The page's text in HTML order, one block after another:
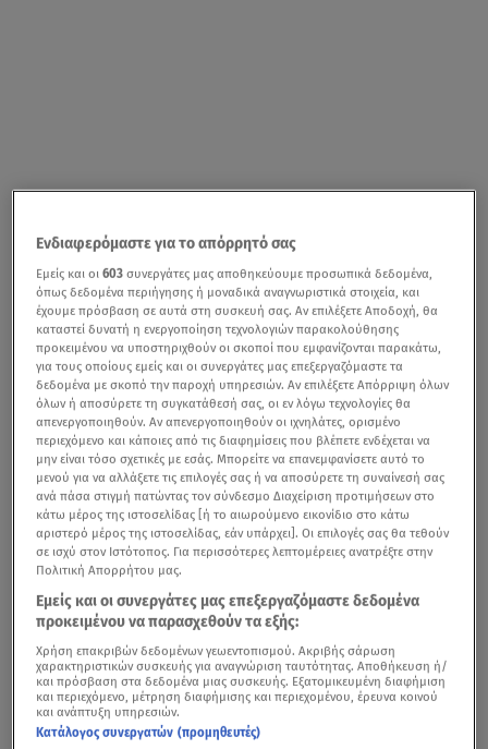
Ενδιαφερόμαστε για το απόρρητό σας
Εμείς και οι603 συνεργάτες μας αποθηκεύουμε προσωπικά δεδομένα,
όπως δεδομένα περιήγησης ή μοναδικά αναγνωριστικά στοιχεία, και
έχουμε πρόσβαση σε αυτά στη συσκευή σας. Αν επιλέξετε Αποδοχή, θα
καταστεί δυνατή η ενεργοποίηση τεχνολογιών παρακολούθησης
προκειμένου να υποστηριχθούν οι σκοποί που εμφανίζονται παρακάτω,
για τους οποίους εμείς και οι συνεργάτες μας επεξεργαζόμαστε τα
δεδομένα με σκοπό την παροχή υπηρεσιών. Αν επιλέξετε Απόρριψη όλων
όλων ή αποσύρετε τη συγκατάθεσή σας, οι εν λόγω τεχνολογίες θα
απενεργοποιηθούν. Αν απενεργοποιηθούν οι ιχνηλάτες, ορισμένο
περιεχόμενο και κάποιες από τις διαφημίσεις που βλέπετε ενδέχεται να
μην είναι τόσο σχετικές με εσάς. Μπορείτε να επανεμφανίσετε αυτό το
μενού για να αλλάξετε τις επιλογές σας ή να αποσύρετε τη συναίνεσή σας
ανά πάσα στιγμή πατώντας τον σύνδεσμο Διαχείριση προτιμήσεων στο
κάτω μέρος της ιστοσελίδας [ή το αιωρούμενο εικονίδιο στο κάτω
αριστερό μέρος της ιστοσελίδας, εάν υπάρχει]. Οι επιλογές σας θα τεθούν
σε ισχύ στον Ιστότοπος. Για περισσότερες λεπτομέρειες ανατρέξτε στην
Πολιτική Απορρήτου μας.
Εμείς και οι συνεργάτες μας επεξεργαζόμαστε δεδομένα
προκειμένου να παρασχεθούν τα εξής:
Χρήση επακριβών δεδομένων γεωεντοπισμού. Ακριβής σάρωση
χαρακτηριστικών συσκευής για αναγνώριση ταυτότητας. Αποθήκευση ή/
και πρόσβαση στα δεδομένα μιας συσκευής. Εξατομικευμένη διαφήμιση
και περιεχόμενο, μέτρηση διαφήμισης και περιεχομένου, έρευνα κοινού
και ανάπτυξη υπηρεσιών.
Κατάλογος συνεργατών (προμηθευτές)